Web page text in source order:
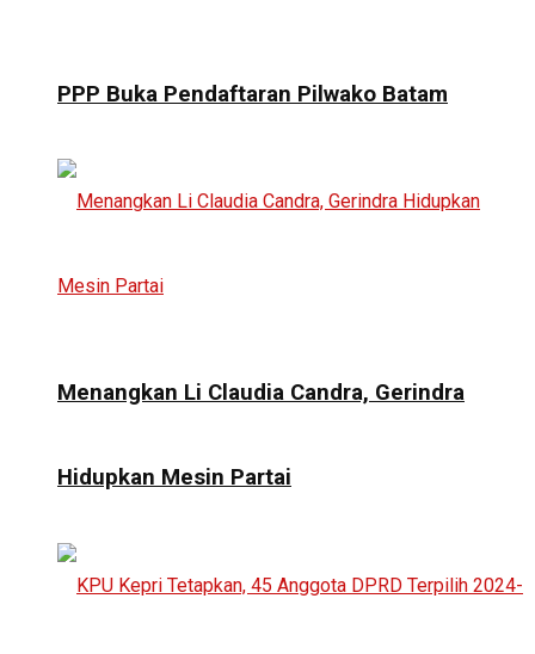
PPP Buka Pendaftaran Pilwako Batam
Menangkan Li Claudia Candra, Gerindra
Hidupkan Mesin Partai